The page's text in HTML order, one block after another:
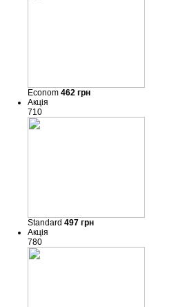
Econom 462 грн
Акція
710
Standard 497 грн
Акція
780